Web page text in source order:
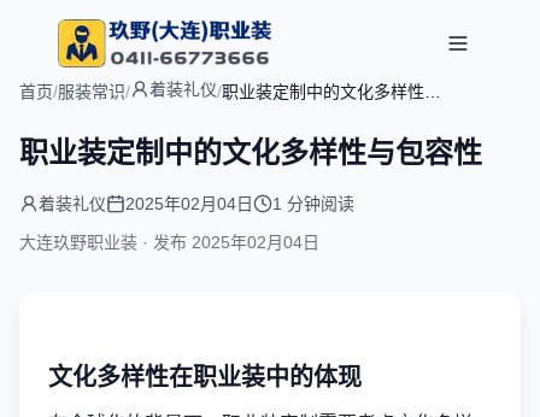
首页/服装常识/ 着装礼仪/职业装定制中的文化多样性与
职业装定制中的文化多样性与包容性
着装礼仪 2025年02月04日
1 分钟阅读
大连玖野职业装 · 发布 2025年02月04日
文化多样性在职业装中的体现